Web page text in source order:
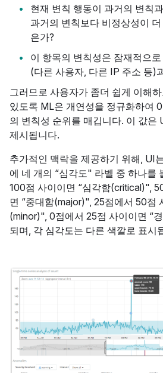
현재 변칙 행동이 과거의 변칙
과거의 변칙보다 비정상성이
은가?
이 항목의 변칙성은 잠재적으
(다른 사용자, 다른 IP 주소 등)
그러므로 사용자가 좀더 쉽게 이해
있도록 ML은 개연성을 정규화하여
의 변칙성 순위를 매깁니다. 이 값은
제시됩니다.
추가적인 맥락을 제공하기 위해, UI
에 네 개의 “심각도" 라벨 중 하나를
100점 사이이면 “심각함(critical)",
면 “중대함(major)", 25점에서 50점
(minor)", 0점에서 25점 사이이면 “
되며, 각 심각도는 다른 색깔로 표시